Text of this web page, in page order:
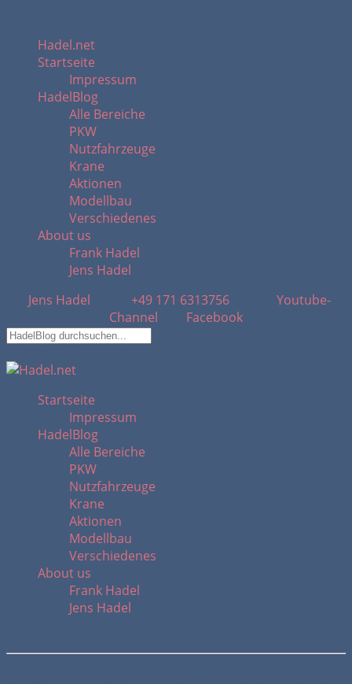
Hadel.net
Startseite
Impressum
HadelBlog
Alle Bereiche
PKW
Nutzfahrzeuge
Krane
Aktionen
Modellbau
Verschiedenes
About us
Frank Hadel
Jens Hadel
Jens Hadel
+49 171 6313756
Youtube-
Channel
Facebook
Startseite
Impressum
HadelBlog
Alle Bereiche
PKW
Nutzfahrzeuge
Krane
Aktionen
Modellbau
Verschiedenes
About us
Frank Hadel
Jens Hadel